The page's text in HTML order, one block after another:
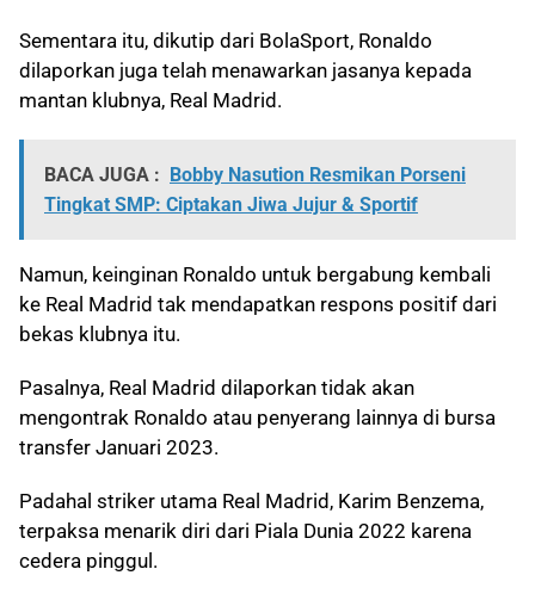
Sementara itu, dikutip dari BolaSport, Ronaldo
dilaporkan juga telah menawarkan jasanya kepada
mantan klubnya, Real Madrid.
BACA JUGA : Bobby Nasution Resmikan Porseni
Tingkat SMP: Ciptakan Jiwa Jujur & Sportif
Namun, keinginan Ronaldo untuk bergabung kembali
ke Real Madrid tak mendapatkan respons positif dari
bekas klubnya itu.
Pasalnya, Real Madrid dilaporkan tidak akan
mengontrak Ronaldo atau penyerang lainnya di bursa
transfer Januari 2023.
Padahal striker utama Real Madrid, Karim Benzema,
terpaksa menarik diri dari Piala Dunia 2022 karena
cedera pinggul.